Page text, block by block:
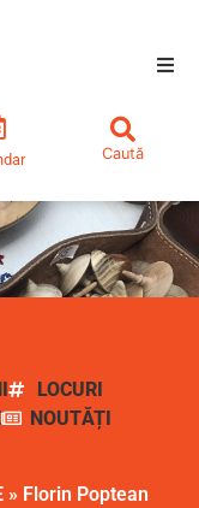
creative
LOCURI
NOUTĂȚI
» Florin Poptean